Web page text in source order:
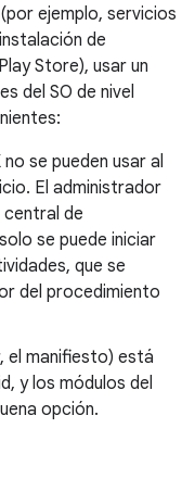
ejemplo, servicios
de
Store), usar un
del SO de nivel
se pueden usar al
El administrador
de
se puede iniciar
que se
del procedimiento
el manifiesto) está
y los módulos del
opción.